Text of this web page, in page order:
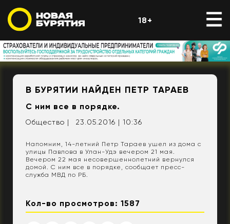
18+
В БУРЯТИИ НАЙДЕН ПЕТР ТАРАЕВ
С ним все в порядке.
Общество | 23.05.2016 | 10:36
Напомним, 14-летний Петр Тараев ушел из дома с
улицы Павлова в Улан-Удэ вечером 21 мая.
Вечером 22 мая несовершеннолетний вернулся
домой. С ним все в порядке, сообщает пресс-
служба МВД по РБ.
Кол-во просмотров: 1587